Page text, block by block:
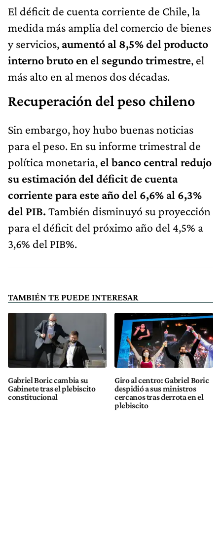
El déficit de cuenta corriente de Chile, la
medida más amplia del comercio de bienes
y servicios, aumentó al 8,5% del producto
interno bruto en el segundo trimestre, el
más alto en al menos dos décadas.
Recuperación del peso chileno
Sin embargo, hoy hubo buenas noticias
para el peso. En su informe trimestral de
política monetaria, el banco central redujo
su estimación del déficit de cuenta
corriente para este año del 6,6% al 6,3%
del PIB. También disminuyó su proyección
para el déficit del próximo año del 4,5% a
3,6% del PIB%.
TAMBIÉN TE PUEDE INTERESAR
Gabriel Boric cambia su
Gabinete tras el plebiscito
constitucional
Giro al centro: Gabriel Boric
despidió a sus ministros
cercanos tras derrota en el
plebiscito